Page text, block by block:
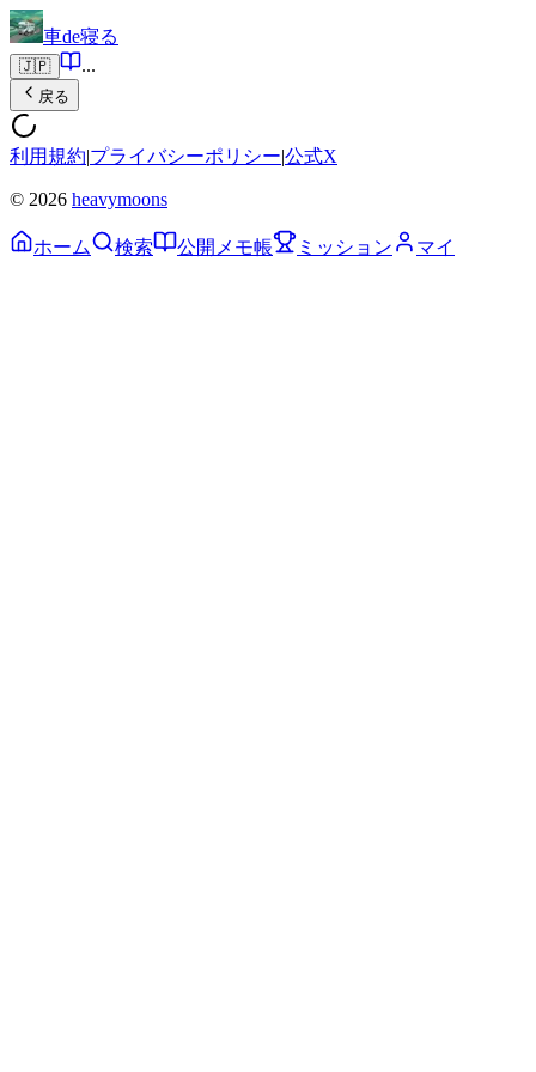
車de寝る
🇯🇵 ...
戻る
利用規約|プライバシーポリシー|公式X
© 2026 heavymoons
ホーム 検索 公開メモ帳 ミッション マイ